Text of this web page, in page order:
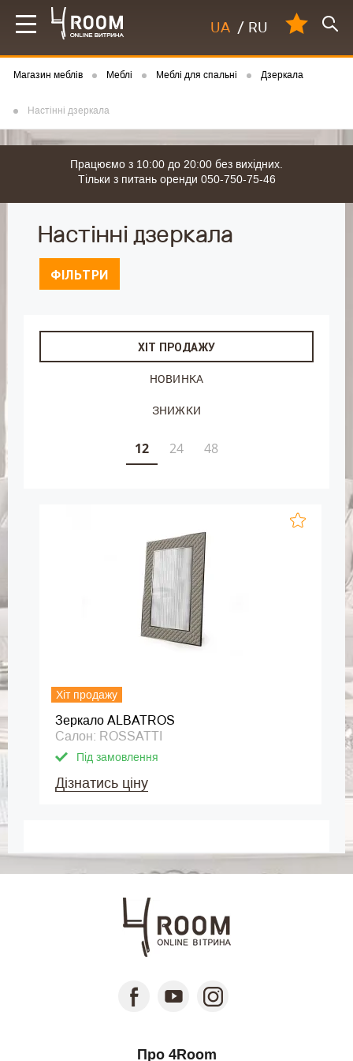
UA / RU
Магазин меблів Меблі Меблі для спальні Дзеркала
Настінні дзеркала
Працюємо з 10:00 до 20:00 без вихідних.
Тільки з питань оренди 050-750-75-46
Настінні дзеркала
ФІЛЬТРИ
ХІТ ПРОДАЖУ
НОВИНКА
ЗНИЖКИ
12 24 48
Хіт продажу
Зеркало ALBATROS
Салон: ROSSATTI
Під замовлення
Дізнатись ціну
Про 4Room